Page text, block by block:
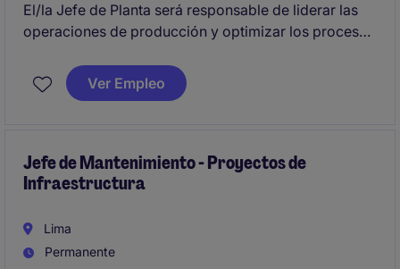
El/la Jefe de Planta será responsable de liderar las
operaciones de producción y optimizar los procesos
en la gestión de equipos y conocimiento en procesos
productivos
Ver Empleo
Jefe de Mantenimiento - Proyectos de
Infraestructura
Lima
Permanente